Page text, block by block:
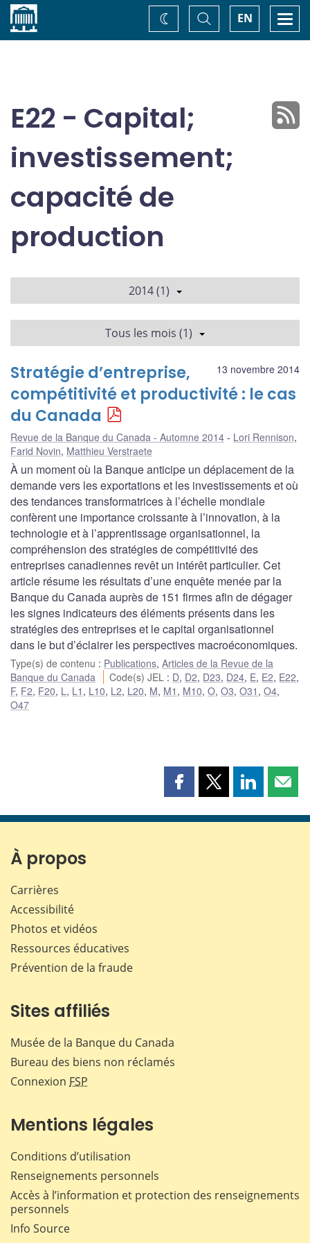
Accueil EN
Basculer
la
recherche
Changez
de
E22 - Capital;
investissement;
capacité de
production
2014 (1)
Tous les mois (1)
13 novembre 2014
Stratégie d’entreprise,
compétitivité et productivité : le cas
du Canada
Revue de la Banque du Canada - Automne 2014 Lori Rennison,
Farid Novin, Matthieu Verstraete
À un moment où la Banque anticipe un déplacement de la
demande vers les exportations et les investissements et où
des tendances transformatrices à l’échelle mondiale
confèrent une importance croissante à l’innovation, à la
technologie et à l’apprentissage organisationnel, la
compréhension des stratégies de compétitivité des
entreprises canadiennes revêt un intérêt particulier. Cet
article résume les résultats d’une enquête menée par la
Banque du Canada auprès de 151 firmes afin de dégager
les signes indicateurs des éléments présents dans les
stratégies des entreprises et le capital organisationnel
dans le but d’éclairer les perspectives macroéconomiques.
Type(s) de contenu : Publications, Articles de la Revue de la
Banque du Canada
Code(s) JEL : D, D2, D23, D24, E, E2, E22,
F, F2, F20, L , L1 , L10, L2, L20, M, M1 , M10, O, O3, O31 , O4,
O47
Partager
page
Partager
page
Partager
page page
À propos
Carrières
Accessibilité
Photos et vidéos
Ressources éducatives
Prévention de la fraude
Sites affiliés
Musée de la Banque du Canada
Bureau des biens non réclamés
Connexion FSP
Mentions légales
Conditions d’utilisation
Renseignements personnels
Accès à l’information et protection des renseignements
personnels
Info Source